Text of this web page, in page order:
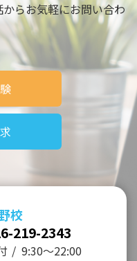
らお気軽にお問い合わ
校
219-2343
9:30～22:00